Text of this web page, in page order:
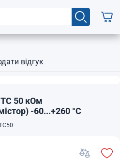
відгук
50 кОм
-60...+260 °C